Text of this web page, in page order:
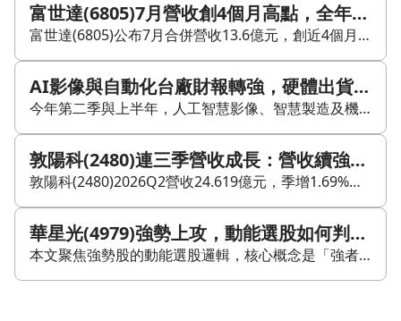
富世達(6805)7月營收創4個月高點，全年獲利預估上修
富世達(6805)公布7月合併營收13.6億元，創近4個月以來新高，月增12.75%、年增17.07%，呈現雙雙成長。累計2026年1月至7月營收約92.84億元，年增53.86%。 法人機構平均預估年度稅後純益可達43.48億元，較上月預估調升0.74%，預估每股稅後純益落在57.83至67.49元之間。
AI影像與自動化台廠財報轉強，硬體出貨能否延續成關鍵
今年第二季與上半年，人工智慧影像、智慧製造及機器人自動化需求，已逐步反映在台灣光學模組與設備廠的財報。各家公司受惠程度仍有差異，獲利改善主要來自具體出貨、產品組合升級，以及庫存調整。 佳世達(2352)今年第二季稅後純益5.94億元，季增87%、年增67%，每股盈餘0.38元。上半年稅後純益9.11億元，年增9%，每股盈餘0.58元。資訊產品需求仍偏緩，但智能方案與醫療事業提供支撐，顯示多事業布局有助降低單一產品週期波動。 佳能(2374)今年上半年稅後淨利5.11億元，年增151.7%，每股盈餘1.55元，主要受惠產品組合優化。公司預計日系與美系人形機器人視覺模組，以及無人機光學模組，將在下半年開始出貨，後續需觀察出貨量與毛利貢獻是否能延續獲利動能。 邑錡(7402)第二季轉虧為盈，單季稅後純益359萬元，每股盈餘0.1元，毛利率回升至37.29%。不過上半年每股仍虧損0.3元，顯示單季改善仍處早期階段。公司持續推展雲端相機與視覺AI應用，後續仍需連續幾季營收與獲利驗證改善幅度。 和椿(6215)受惠半導體設備與智慧搬運機器人的剛性需求，上半年稅後淨利1.59億元，每股盈餘1.92元，已達去年全年的92.31%。毛利率、營業利益率與淨利率同步上升，顯示設備出貨與軟硬體整合已反映在獲利表現。 整體來看，AI影像、自動化與機器人需求已對部分台廠獲利產生貢獻，但證據仍集中在少數產品、單季改善與下半年出貨規畫。後續需要持續檢查新產品能否如期出貨、毛利率能否維持，以及上半年仍虧損的公司是否能連續轉盈。
敦陽科(2480)連三季營收成長：營收續強，獲利效率為何在第二季降溫？
敦陽科(2480)2026Q2營收24.619億元，季增1.69%、年增12.96%，並連續三季成長。單季毛利率22.33%，歸屬母公司稅後淨利2.4311億元，年增19.4%，EPS為2.28元。 不過，這一季的重點在於營收與獲利的季增方向分歧。營收雖然續增，稅後淨利卻季減13.02%，顯示營收成長尚未完全轉成獲利成長。若以營收與稅後淨利估算，第二季淨利率約9.87%，低於第一季約11.54%，代表獲利效率較前一季降溫。 從產業特性來看，系統整合商的季度表現常受專案組合、軟硬體占比、認列時點與費用安排影響，因此現有數字較能確認「第二季獲利效率轉弱」，但還無法直接鎖定單一原因。若後續能看到毛利率、費用率與業外損益變化，才較能判斷這是短期波動，還是獲利結構出現改變。 拉長到上半年，敦陽科累計營收48.8289億元，年增14.96%；歸屬母公司稅後淨利5.2261億元，年增18.23%；累計EPS為4.91元，年增18.03%。半年尺度下，營收、淨利與EPS皆維持雙位數成長，且獲利增幅略高於營收，顯示整體營運仍在成長軌道上。 上半年淨利率約10.70%，比單季波動更能呈現目前營運方向。綜合來看，敦陽科的基本面仍偏向成長延續，但第二季單季獲利轉換效率較第一季弱，後續要觀察營收是否能持續成長，以及淨利率能否回到較穩定水準。
華星光(4979)強勢上攻，動能選股如何判斷風險與延續性？
本文聚焦強勢股的動能選股邏輯，核心概念是「強者恆強、弱者恆弱」，透過趨勢延續的方式尋找短線走勢轉強的標的。 文中提到，CMoney以近一年半數據回測開發《實戰動能飆股》，用於每日篩選強勢股，強調必須依照紀律與操作規則執行，並指出這類策略雖有機會追求較高報酬，但同時伴隨明顯波動與回檔風險。 本週案例為華星光(4979)。公司主要從事光通訊主動元件供應，受惠於全球光通訊規格升級與市場需求增加，文中並提到其主要客戶邁威爾(Marvell)正導入800G光收發模組，應用集中於資料中心，帶動產品單價與營收成長想像。 財報方面，華星光公布24Q3營收9.46億元，季增18.02%，年增約7.47%；毛利率18.33%；稅後淨利1.38億元，EPS為0.98元。累計24Q3營收24.03億元，年增；稅後淨利3.81億元，年增32.81%，累計EPS為2.71元。 股價表現上，文中指出華星光自141元起漲後一路攻至210元，漲幅約48.9%，並逼近歷史新高。背後可觀察到投信連續買進、外資開始連續買超，以及大戶持股比上升等籌碼變化。不過，文章也提醒技術指標已進入高檔超買區，短線可能面臨回檔風險，重點仍在風險控管與紀律執行。 整體來看，本文傳達的是：強勢股雖具趨勢延續性，但能否把握動能，仍取決於基本面、籌碼與風險控管是否同步成立。